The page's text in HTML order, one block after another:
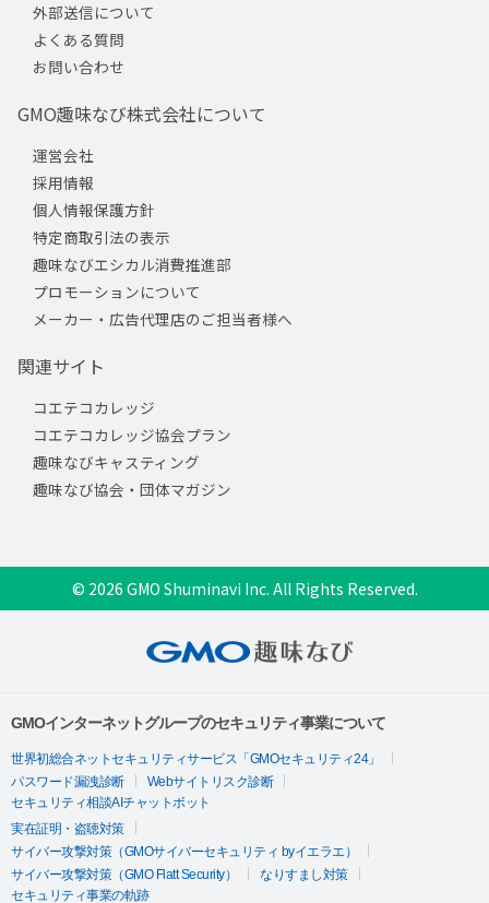
外部送信について
よくある質問
お問い合わせ
GMO趣味なび株式会社について
運営会社
採用情報
個人情報保護方針
特定商取引法の表示
趣味なびエシカル消費推進部
プロモーションについて
メーカー・広告代理店のご担当者様へ
関連サイト
コエテコカレッジ
コエテコカレッジ協会プラン
趣味なびキャスティング
趣味なび協会・団体マガジン
© 2026 GMO Shuminavi Inc. All Rights Reserved.